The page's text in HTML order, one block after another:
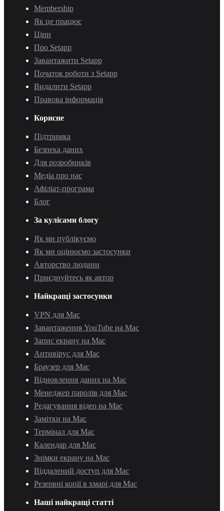
Membership
Як це працює
Ціни
Про Setapp
Завантажити Setapp
Початок роботи з Setapp
Видалити Setapp
Правова інформація
Корисне
Підтримка
Безпека даних
Для розробників
Медіа про нас
Афіліат-програма
Блог
За кулісами блогу
Як ми публікуємо
Як ми оцінюємо застосунки
Авторство людини
Приєднуйтесь як автор
Найкращі застосунки
VPN для Mac
Завантаження YouTube на Mac
Запис екрану на Mac
Антивірус для Mac
Браузер для Mac
Відновлення даних на Mac
Менеджер паролів для Mac
Редагування відео на Mac
Замітки на Mac
Термінал для Mac
Календар для Mac
Знімки екрану на Mac
Віддалений доступ для Mac
Резервні копії в хмарі для Mac
Наші найкращі статті